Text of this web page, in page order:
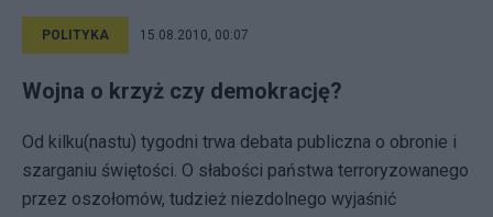
POLITYKA 15.08.2010, 00:07
Wojna o krzyż czy demokrację?
Od kilku(nastu) tygodni trwa debata publiczna o obronie i
szarganiu świętości. O słabości państwa terroryzowanego
przez oszołomów, tudzież niezdolnego wyjaśnić